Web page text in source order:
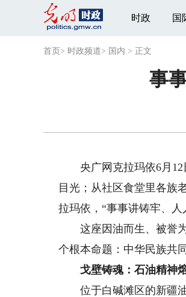
时政 国
首页 > 时政频道> 国内 > 正文
事
央广网克拉玛依6月12
目光；从社区食堂里各族
拉玛依，“事事讲铸牢、人
这座因油而生、被誉为
个根本命题：中华民族共
戈壁铸魂：石油精神
位于白碱滩区的新疆油